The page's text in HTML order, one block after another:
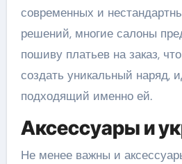
современных и
решений, многие салоны
пошиву платьев на заказ,
создать уникальный наряд,
подходящий именно ей.
Аксессуары и
Не менее важны и